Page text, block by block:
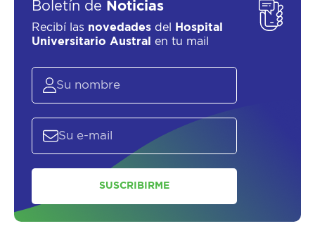
Boletín de Noticias
Recibí las novedades del
Hospital
Universitario Austral
en tu mail
SUSCRIBIRME